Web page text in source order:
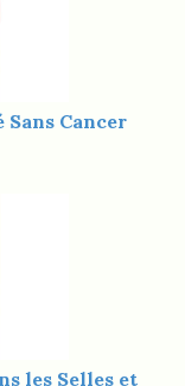
Sans Cancer
les Selles et